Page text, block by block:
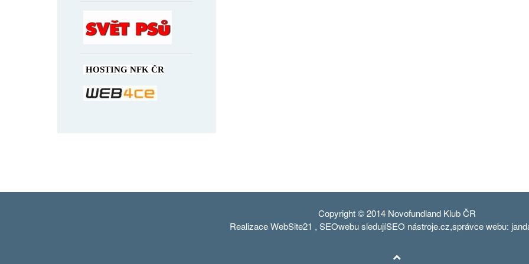
HOSTING NFK ČR
Copyright © 2014 Novofundland Klub ČR
RealizaceWebSite21 , SEOwebu sledujíSEO nástroje.cz,správce webu: